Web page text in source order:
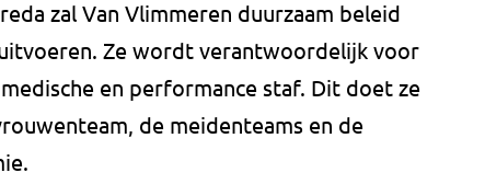
zal Van Vlimmeren duurzaam beleid
Ze wordt verantwoordelijk voor
en performance staf. Dit doet ze
de meidenteams en de